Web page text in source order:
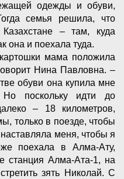
одежды и обуви,
семья решила, что
– там, куда
она и поехала туда.
мама положила
Нина Павловна. –
обуви она купила мне
Но поскольку идти до
– 18 километров,
только в поезде, чтобы
меня, чтобы я
поехала в Алма-Ату,
станция Алма-Ата-1, на
зять Николай. С